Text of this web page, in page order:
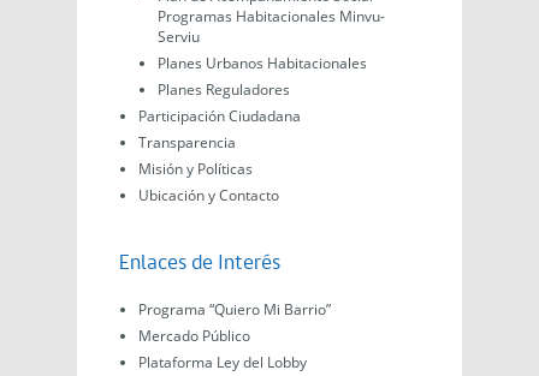
Programas Habitacionales Minvu-
Serviu
Planes Urbanos Habitacionales
Planes Reguladores
Participación Ciudadana
Transparencia
Misión y Políticas
Ubicación y Contacto
Enlaces de Interés
Programa “Quiero Mi Barrio”
Mercado Público
Plataforma Ley del Lobby